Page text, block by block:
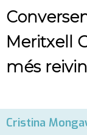
Meritxell
més
Cristina